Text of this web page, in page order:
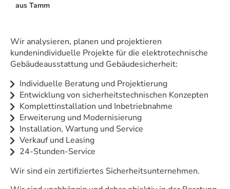
aus Tamm
Wir analysieren, planen und projektieren
kundenindividuelle Projekte für die elektrotechnische
Gebäudeausstattung und Gebäudesicherheit:
Individuelle Beratung und Projektierung
Entwicklung von sicherheitstechnischen Konzepten
Komplettinstallation und Inbetriebnahme
Erweiterung und Modernisierung
Installation, Wartung und Service
Verkauf und Leasing
24-Stunden-Service
Wir sind ein zertifiziertes Sicherheitsunternehmen.